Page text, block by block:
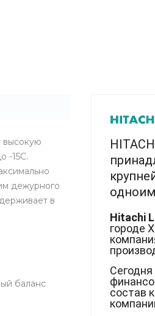
высокую
-15С.
дежурного
в
баланс
Hitachi
городе
состав